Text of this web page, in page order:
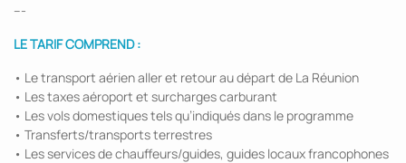
---
LE TARIF COMPREND :
• Le transport aérien aller et retour au départ de La Réunion
• Les taxes aéroport et surcharges carburant
• Les vols domestiques tels qu’indiqués dans le programme
• Transferts/transports terrestres
• Les services de chauffeurs/guides, guides locaux francophones